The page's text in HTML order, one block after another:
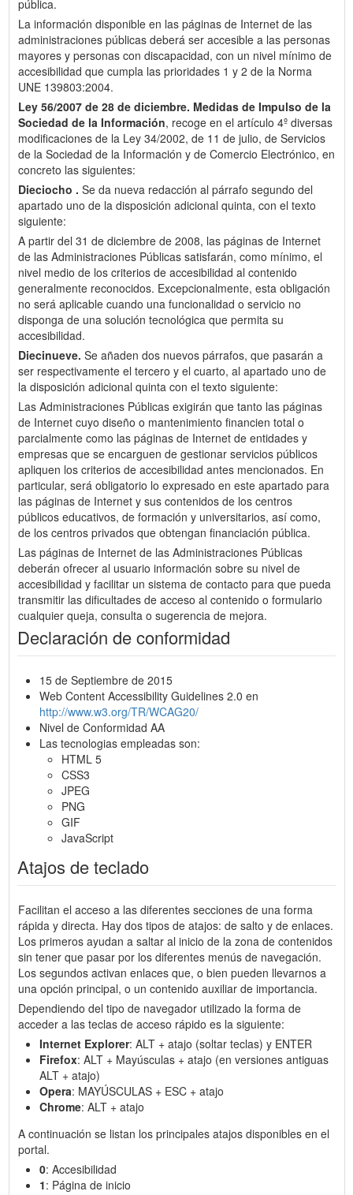
pública.
La información disponible en las páginas de Internet de las
administraciones públicas deberá ser accesible a las personas
mayores y personas con discapacidad, con un nivel mínimo de
accesibilidad que cumpla las prioridades 1 y 2 de la Norma
UNE 139803:2004.
Ley 56/2007 de 28 de diciembre. Medidas de Impulso de la
Sociedad de la Información, recoge en el artículo 4º diversas
modificaciones de la Ley 34/2002, de 11 de julio, de Servicios
de la Sociedad de la Información y de Comercio Electrónico, en
concreto las siguientes:
Dieciocho . Se da nueva redacción al párrafo segundo del
apartado uno de la disposición adicional quinta, con el texto
siguiente:
A partir del 31 de diciembre de 2008, las páginas de Internet
de las Administraciones Públicas satisfarán, como mínimo, el
nivel medio de los criterios de accesibilidad al contenido
generalmente reconocidos. Excepcionalmente, esta obligación
no será aplicable cuando una funcionalidad o servicio no
disponga de una solución tecnológica que permita su
accesibilidad.
Diecinueve. Se añaden dos nuevos párrafos, que pasarán a
ser respectivamente el tercero y el cuarto, al apartado uno de
la disposición adicional quinta con el texto siguiente:
Las Administraciones Públicas exigirán que tanto las páginas
de Internet cuyo diseño o mantenimiento financien total o
parcialmente como las páginas de Internet de entidades y
empresas que se encarguen de gestionar servicios públicos
apliquen los criterios de accesibilidad antes mencionados. En
particular, será obligatorio lo expresado en este apartado para
las páginas de Internet y sus contenidos de los centros
públicos educativos, de formación y universitarios, así como,
de los centros privados que obtengan financiación pública.
Las páginas de Internet de las Administraciones Públicas
deberán ofrecer al usuario información sobre su nivel de
accesibilidad y facilitar un sistema de contacto para que pueda
transmitir las dificultades de acceso al contenido o formulario
cualquier queja, consulta o sugerencia de mejora.
Declaración de conformidad
15 de Septiembre de 2015
Web Content Accessibility Guidelines 2.0 en
http://www.w3.org/TR/WCAG20/
Nivel de Conformidad AA
Las tecnologias empleadas son:
HTML 5
CSS3
JPEG
PNG
GIF
JavaScript
Atajos de teclado
Facilitan el acceso a las diferentes secciones de una forma
rápida y directa. Hay dos tipos de atajos: de salto y de enlaces.
Los primeros ayudan a saltar al inicio de la zona de contenidos
sin tener que pasar por los diferentes menús de navegación.
Los segundos activan enlaces que, o bien pueden llevarnos a
una opción principal, o un contenido auxiliar de importancia.
Dependiendo del tipo de navegador utilizado la forma de
acceder a las teclas de acceso rápido es la siguiente:
Internet Explorer: ALT + atajo (soltar teclas) y ENTER
Firefox: ALT + Mayúsculas + atajo (en versiones antiguas
ALT + atajo)
Opera: MAYÚSCULAS + ESC + atajo
Chrome: ALT + atajo
A continuación se listan los principales atajos disponibles en el
portal.
0: Accesibilidad
1: Página de inicio